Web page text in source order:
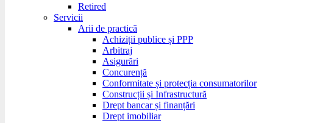
Retired
Servicii
Arii de practică
Achiziții publice și PPP
Arbitraj
Asigurări
Concurență
Conformitate și protecția consumatorilor
Construcții și Infrastructură
Drept bancar și finanțări
Drept imobiliar